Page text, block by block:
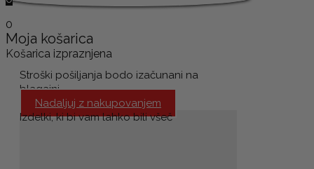
0
Moja košarica
Košarica izpraznjena
Stroški pošiljanja bodo izačunani na
blagajni.
Nadaljuj z nakupovanjem
Izdelki, ki bi vam lahko bili všeč